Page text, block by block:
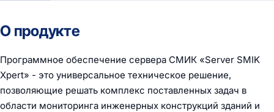
О продукте
Программное обеспечение сервера СМИК «Server SMIK
Xpert» - это универсальное техническое решение,
позволяющие решать комплекс поставленных задач в
области мониторинга инженерных конструкций зданий и